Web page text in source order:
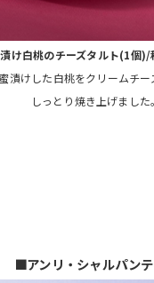
け白桃のチーズタルト(1個
漬けした白桃をクリームチー
しっとり焼き上げました。
🟧アンリ・シャルパン